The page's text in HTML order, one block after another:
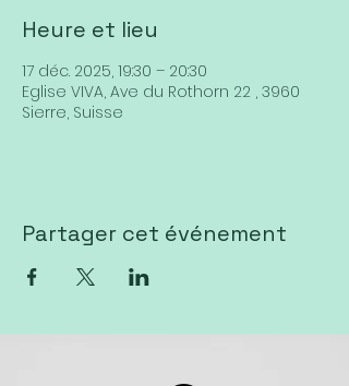
Heure et lieu
17 déc. 2025, 19:30 – 20:30
Eglise VIVA, Ave du Rothorn 22 , 3960
Sierre, Suisse
Partager cet événement